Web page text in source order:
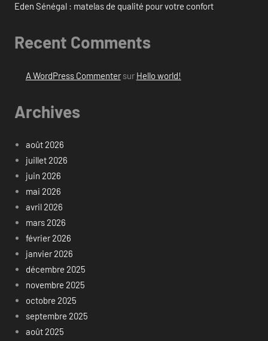
Eden Sénégal : matelas de qualité pour votre confort
Recent Comments
A WordPress Commentersur Hello world!
Archives
août 2026
juillet 2026
juin 2026
mai 2026
avril 2026
mars 2026
février 2026
janvier 2026
décembre 2025
novembre 2025
octobre 2025
septembre 2025
août 2025